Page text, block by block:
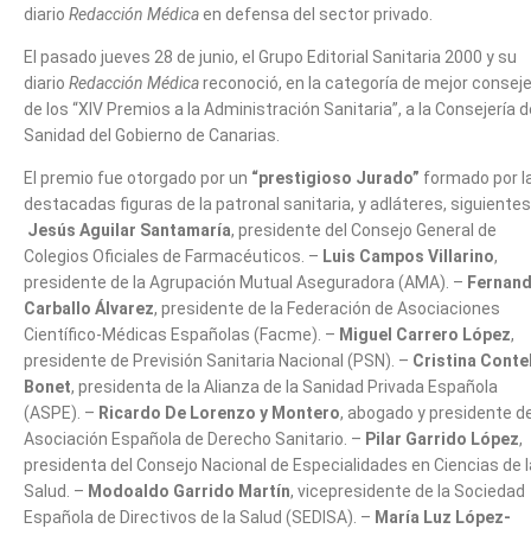
diario Redacción Médicaen defensa del sector privado.
El pasado jueves 28 de junio, el Grupo Editorial Sanitaria 2000 y su
diario Redacción Médicareconoció, en la categoría de mejor
de los “XIV Premios a la Administración Sanitaria”, a la Consejería
Sanidad del Gobierno de Canarias.
El premio fue otorgado por un “prestigioso Jurado” formado por
destacadas figuras de la patronal sanitaria, y adláteres,
Jesús Aguilar Santamaría, presidente del Consejo General de
Colegios Oficiales de Farmacéuticos. – Luis Campos Villarino,
presidente de la Agrupación Mutual Aseguradora (AMA). –
Carballo Álvarez, presidente de la Federación de Asociaciones
Científico-Médicas Españolas (Facme). – Miguel Carrero López,
presidente de Previsión Sanitaria Nacional (PSN). – Cristina
Bonet, presidenta de la Alianza de la Sanidad Privada Española
(ASPE). – Ricardo De Lorenzo y Montero, abogado y presidente
Asociación Española de Derecho Sanitario. – Pilar Garrido López,
presidenta del Consejo Nacional de Especialidades en Ciencias de
Salud. – Modoaldo Garrido Martín, vicepresidente de la Sociedad
Española de Directivos de la Salud (SEDISA). – María Luz López-